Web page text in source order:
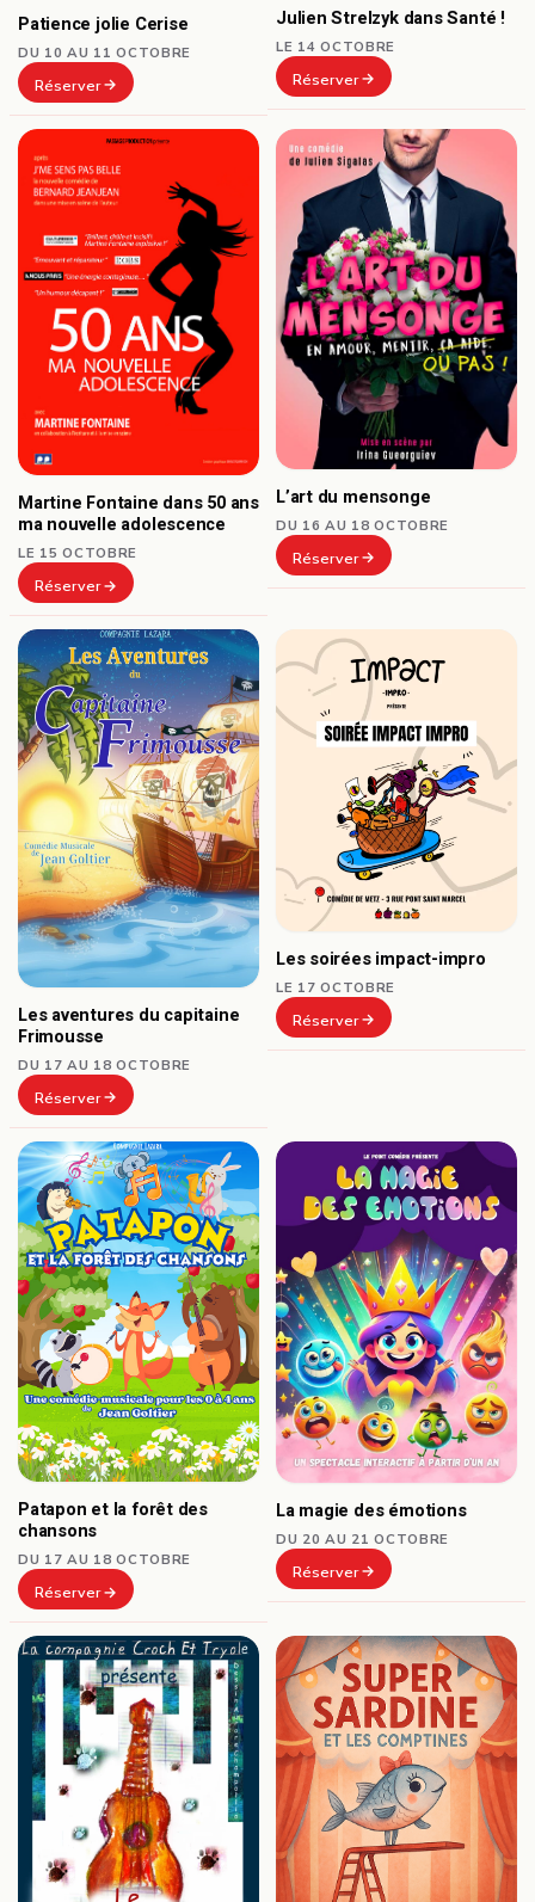
Patience jolie Cerise
DU 10 AU 11 OCTOBRE
Réserver
Julien Strelzyk dans Santé !
LE 14 OCTOBRE
Réserver
Martine Fontaine dans 50 ans
ma nouvelle adolescence
LE 15 OCTOBRE
Réserver
L’art du mensonge
DU 16 AU 18 OCTOBRE
Réserver
Les aventures du capitaine
Frimousse
DU 17 AU 18 OCTOBRE
Réserver
Les soirées impact-impro
LE 17 OCTOBRE
Réserver
Patapon et la forêt des
chansons
DU 17 AU 18 OCTOBRE
Réserver
La magie des émotions
DU 20 AU 21 OCTOBRE
Réserver